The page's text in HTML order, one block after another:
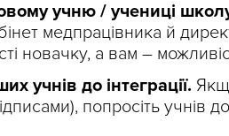
учню / учениці
медпрацівника й
новачку, а вам –
учнів до інтеграції.
попросіть учнів